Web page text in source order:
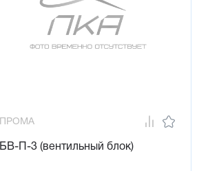
ПРОМА
БВ-П-3 (вентильный блок)